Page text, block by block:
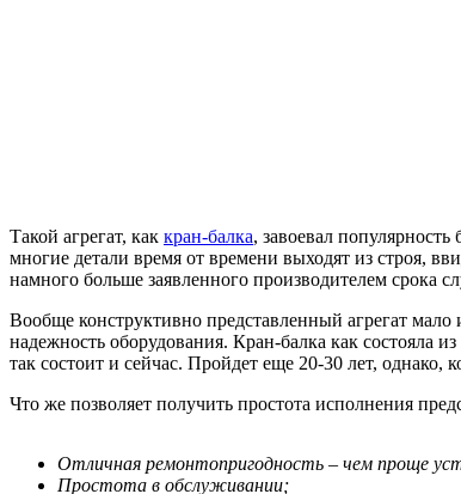
Такой агрегат, как кран-балка, завоевал
многие детали время от времени выходят из строя,
намного больше заявленного производителем срока
Вообще конструктивно представленный агрегат
надежность оборудования. Кран-балка как состояла
так состоит и сейчас. Пройдет еще 20-30 лет, однако,
Что же позволяет получить простота исполнения
Отличная ремонтопригодность – чем проще
Простота в обслуживании;